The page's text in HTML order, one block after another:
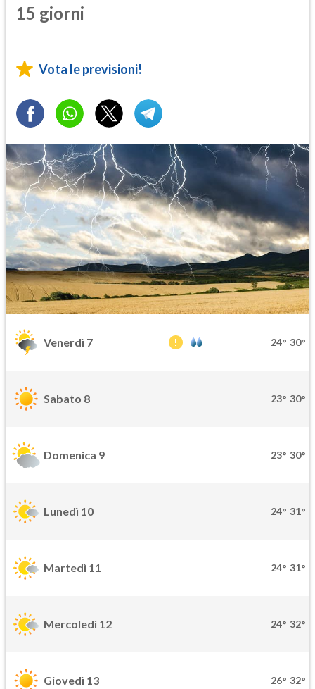
15 giorni
Vota le previsioni!
Venerdì 7 24° 30°
Sabato 8 23° 30°
Domenica 9 23° 30°
Lunedì 10 24° 31°
Martedì 11 24° 31°
Mercoledì 12 24° 32°
Giovedì 13 26° 32°